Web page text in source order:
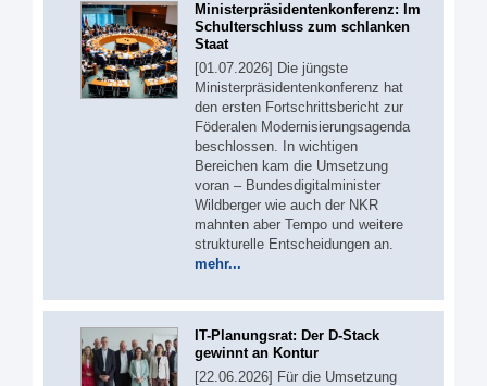
Ministerpräsidentenkonferenz: Im
Schulterschluss zum schlanken
Staat
[01.07.2026] Die jüngste
Ministerpräsidentenkonferenz hat
den ersten Fortschrittsbericht zur
Föderalen Modernisierungsagenda
beschlossen. In wichtigen
Bereichen kam die Umsetzung
voran – Bundesdigitalminister
Wildberger wie auch der NKR
mahnten aber Tempo und weitere
strukturelle Entscheidungen an.
mehr...
IT-Planungsrat: Der D-Stack
gewinnt an Kontur
[22.06.2026] Für die Umsetzung